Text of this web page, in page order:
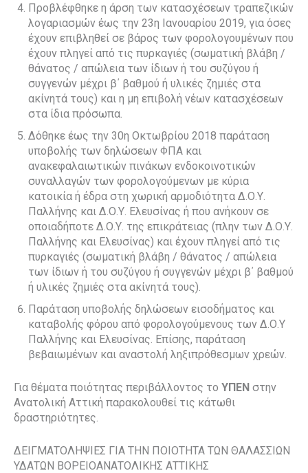
Προβλέφθηκε η άρση των κατασχέσεων τραπεζικών
λογαριασμών έως την 23η Ιανουαρίου 2019, για όσες
έχουν επιβληθεί σε βάρος των φορολογουμένων που
έχουν πληγεί από τις πυρκαγιές (σωματική βλάβη /
θάνατος / απώλεια των ίδιων ή του συζύγου ή
συγγενών μέχρι β΄ βαθμού ή υλικές ζημιές στα
ακίνητά τους) και η μη επιβολή νέων κατασχέσεων
στα ίδια πρόσωπα.
Δόθηκε έως την 30η Οκτωβρίου 2018 παράταση
υποβολής των δηλώσεων ΦΠΑ και
ανακεφαλαιωτικών πινάκων ενδοκοινοτικών
συναλλαγών των φορολογούμενων με κύρια
κατοικία ή έδρα στη χωρική αρμοδιότητα Δ.Ο.Υ.
Παλλήνης και Δ.Ο.Υ. Ελευσίνας ή που ανήκουν σε
οποιαδήποτε Δ.Ο.Υ. της επικράτειας (πλην των Δ.Ο.Υ.
Παλλήνης και Ελευσίνας) και έχουν πληγεί από τις
πυρκαγιές (σωματική βλάβη / θάνατος / απώλεια
των ίδιων ή του συζύγου ή συγγενών μέχρι β΄ βαθμού
ή υλικές ζημιές στα ακίνητά τους).
Παράταση υποβολής δηλώσεων εισοδήματος και
καταβολής φόρου από φορολογούμενους των Δ.Ο.Υ
Παλλήνης και Ελευσίνας. Επίσης, παράταση
βεβαιωμένων και αναστολή ληξιπρόθεσμων χρεών.
Για θέματα ποιότητας περιβάλλοντος το ΥΠΕΝ στην
Ανατολική Αττική παρακολουθεί τις κάτωθι
δραστηριότητες.
ΔΕΙΓΜΑΤΟΛΗΨΙΕΣ ΓΙΑ ΤΗΝ ΠΟΙΟΤΗΤΑ ΤΩΝ ΘΑΛΑΣΣΙΩΝ
ΥΔΑΤΩΝ ΒΟΡΕΙΟΑΝΑΤΟΛΙΚΗΣ ΑΤΤΙΚΗΣ